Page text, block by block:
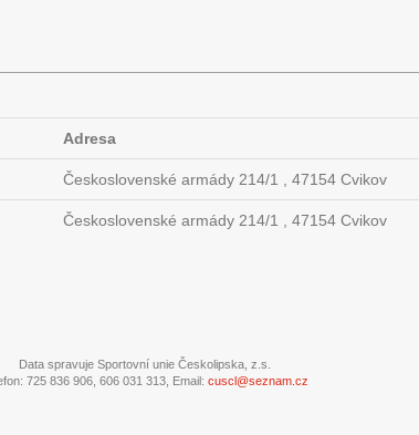
Adresa
Československé armády 214/1 , 47154 Cvikov
Československé armády 214/1 , 47154 Cvikov
Data spravuje Sportovní unie Českolipska, z.s.
725 836 906, 606 031 313, Email: cuscl@seznam.cz